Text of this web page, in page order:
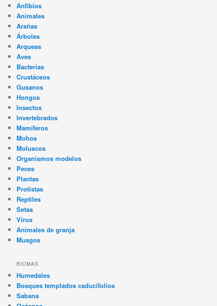
Anfibios
Animales
Arañas
Árboles
Arqueas
Aves
Bacterias
Crustáceos
Gusanos
Hongos
Insectos
Invertebrados
Mamíferos
Mohos
Moluscos
Organismos modelos
Peces
Plantas
Protistas
Reptiles
Setas
Virus
Animales de granja
Musgos
BIOMAS
Humedales
Bosques templados caducifolios
Sabana